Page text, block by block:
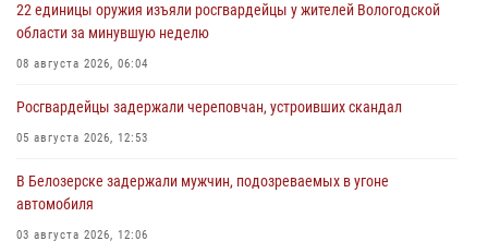
22 единицы оружия изъяли росгвардейцы у жителей Вологодской
области за минувшую неделю
08 августа 2026, 06:04
Росгвардейцы задержали череповчан, устроивших скандал
05 августа 2026, 12:53
В Белозерске задержали мужчин, подозреваемых в угоне
автомобиля
03 августа 2026, 12:06